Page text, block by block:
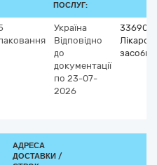
ПОСЛУГ:
Україна
Відповідно
до
документації
по 23-07-
2026
засоби
АДРЕСА
ДОСТАВКИ /